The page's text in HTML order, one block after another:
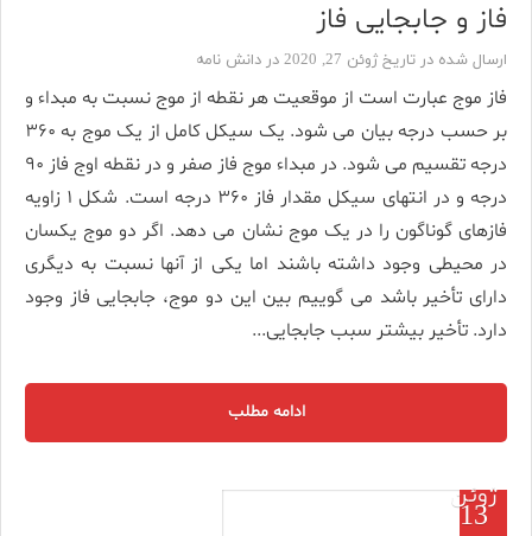
فاز و جابجایی فاز
ارسال شده در تاریخ ژوئن 27, 2020 در دانش نامه
فاز موج عبارت است از موقعیت هر نقطه از موج نسبت به مبداء و
بر حسب درجه بیان می شود. یک سیکل کامل از یک موج به ۳۶۰
درجه تقسیم می شود. در مبداء موج فاز صفر و در نقطه اوج فاز ۹۰
درجه و در انتهای سیکل مقدار فاز ۳۶۰ درجه است. شکل ۱ زاویه
فازهای گوناگون را در یک موج نشان می دهد. اگر دو موج یکسان
در محیطی وجود داشته باشند اما یکی از آنها نسبت به دیگری
دارای تأخیر باشد می گوییم بین این دو موج، جابجایی فاز وجود
دارد. تأخیر بیشتر سبب جابجایی...
ادامه مطلب
ژوئن
13